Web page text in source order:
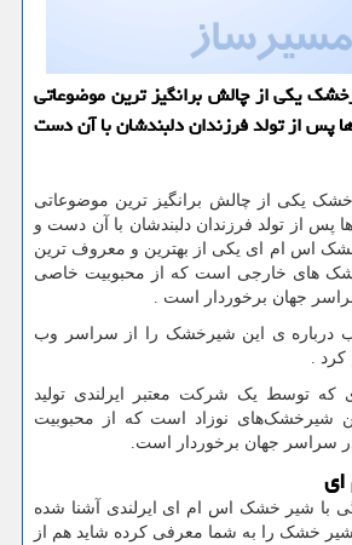
یكی از چالش برانگیز ترین موضوعاتی
پس از تولد فرزندان دلبندشان با آن دست
یکی از چالش برانگیز ترین موضوعاتی
پس از تولد فرزندان دلبندشان با آن دست و
اس ام ای یکی از بهترین و معروف ترین
های خارجی است که از محبوبیت خاصی
جهان برخوردار است
درباره ی این شیرخشک را از سراسر وب
کرد
توسط یک شرکت معتبر ایرلندی تولید
شیرخشک‌های نوزاد است که از محبوبیت
سراسر جهان برخوردار است.
با شیر خشک اس ام ای ایرلندی آشنا شده
شیر خشک را به شما معرفی کرده شاید هم از